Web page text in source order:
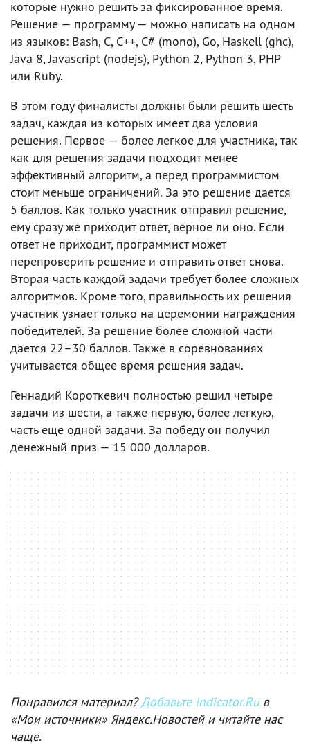
которые нужно решить за фиксированное время.
Решение — программу — можно написать на одном
из языков: Bash, C, C++, C# (mono), Go, Haskell (ghc),
Java 8, Javascript (nodejs), Python 2, Python 3, PHP
или Ruby.
В этом году финалисты должны были решить шесть
задач, каждая из которых имеет два условия
решения. Первое — более легкое для участника, так
как для решения задачи подходит менее
эффективный алгоритм, а перед программистом
стоит меньше ограничений. За это решение дается
5 баллов. Как только участник отправил решение,
ему сразу же приходит ответ, верное ли оно. Если
ответ не приходит, программист может
перепроверить решение и отправить ответ снова.
Вторая часть каждой задачи требует более сложных
алгоритмов. Кроме того, правильность их решения
участник узнает только на церемонии награждения
победителей. За решение более сложной части
дается 22–30 баллов. Также в соревнованиях
учитывается общее время решения задач.
Геннадий Короткевич полностью решил четыре
задачи из шести, а также первую, более легкую,
часть еще одной задачи. За победу он получил
денежный приз — 15 000 долларов.
Понравился материал?Добавьте Indicator.Ruв
«Мои источники» Яндекс.Новостей и читайте нас
чаще.